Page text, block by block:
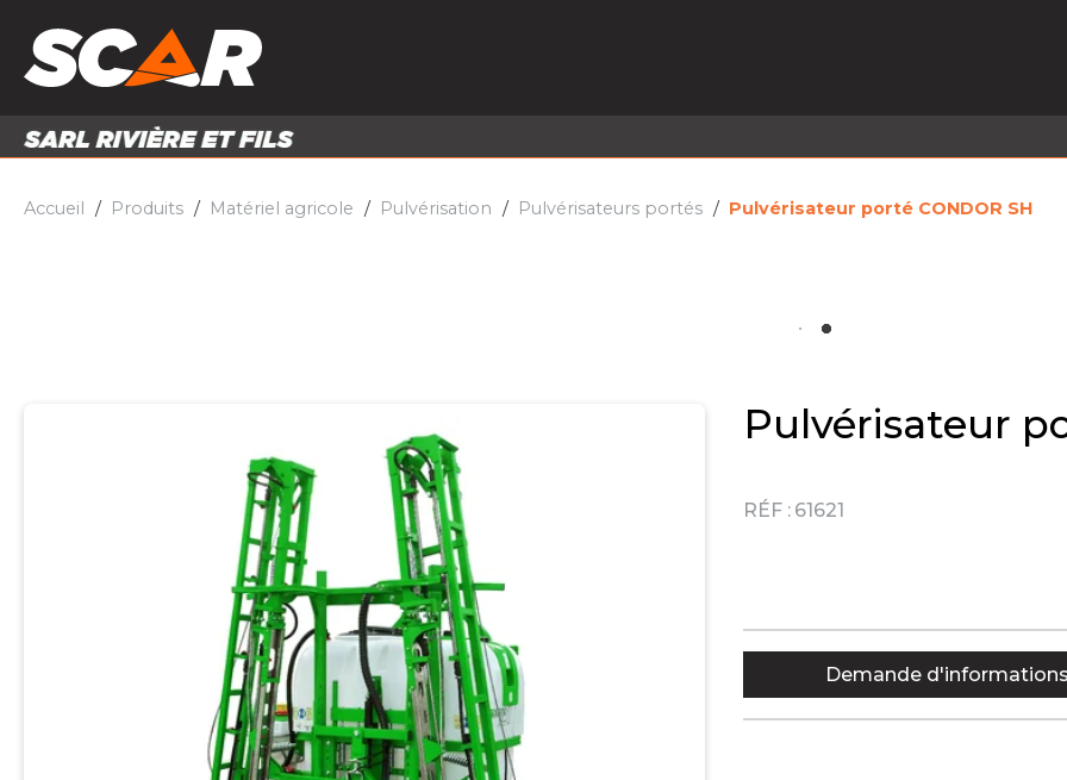
PIÈCES ET ACCESSOIRES
Accueil Produits Matériel agricole Pulvérisation Pulvérisateurs portés Pulvérisateur porté CONDOR SH
Pulvérisateur
RÉF : 61621
Demande